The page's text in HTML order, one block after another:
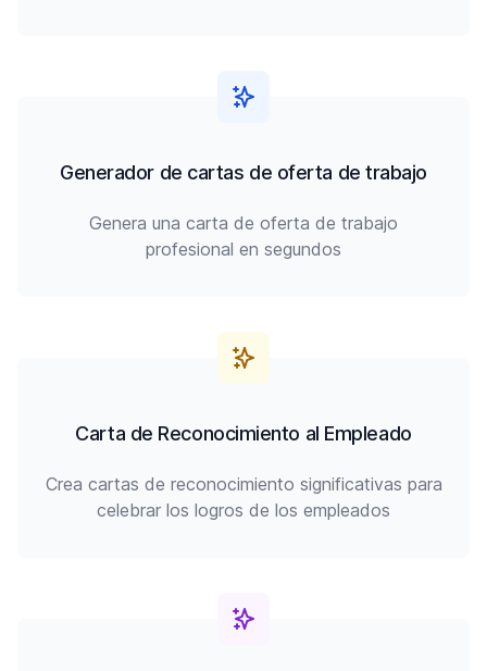
Generador de cartas de oferta de trabajo
Genera una carta de oferta de trabajo
profesional en segundos
Carta de Reconocimiento al Empleado
Crea cartas de reconocimiento significativas para
celebrar los logros de los empleados